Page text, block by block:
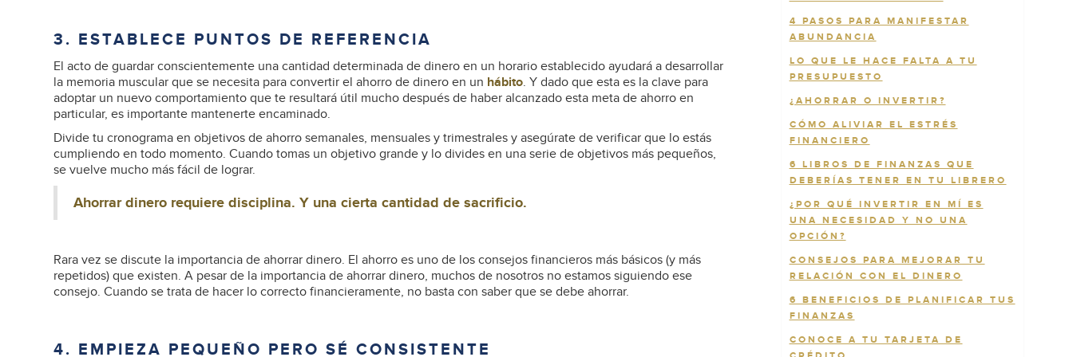
3. ESTABLECE PUNTOS DE REFERENCIA
El acto de guardar conscientemente una cantidad determinada de dinero en un horario establecido ayudará a desarrollar
la memoria muscular que se necesita para convertir el ahorro de dinero en un hábito. Y dado que esta es la clave para
adoptar un nuevo comportamiento que te resultará útil mucho después de haber alcanzado esta meta de ahorro en
particular, es importante mantenerte encaminado.
Divide tu cronograma en objetivos de ahorro semanales, mensuales y trimestrales y asegúrate de verificar que lo estás
cumpliendo en todo momento. Cuando tomas un objetivo grande y lo divides en una serie de objetivos más pequeños,
se vuelve mucho más fácil de lograr.
Ahorrar dinero requiere disciplina. Y una cierta cantidad de sacrificio.
Rara vez se discute la importancia de ahorrar dinero. El ahorro es uno de los consejos financieros más básicos (y más
repetidos) que existen. A pesar de la importancia de ahorrar dinero, muchos de nosotros no estamos siguiendo ese
consejo. Cuando se trata de hacer lo correcto financieramente, no basta con saber que se debe ahorrar.
4. EMPIEZA PEQUEÑO PERO SÉ CONSISTENTE
4 PASOS PARA MANIFESTAR
ABUNDANCIA
LO QUE LE HACE FALTA A TU
PRESUPUESTO
¿AHORRAR O INVERTIR?
CÓMO ALIVIAR EL ESTRÉS
FINANCIERO
6 LIBROS DE FINANZAS QUE
DEBERÍAS TENER EN TU LIBRERO
¿POR QUÉ INVERTIR EN MÍ ES
UNA NECESIDAD Y NO UNA
OPCIÓN?
CONSEJOS PARA MEJORAR TU
RELACIÓN CON EL DINERO
6 BENEFICIOS DE PLANIFICAR TUS
FINANZAS
CONOCE A TU TARJETA DE